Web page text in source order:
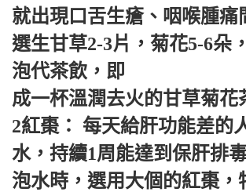
就出現口舌生瘡、咽喉腫痛
選生甘草2-3片，菊花5-6朵
泡代茶飲，即
成一杯溫潤去火的甘草菊花
2紅棗： 每天給肝功能差的
水，持續1周能達到保肝排
泡水時，選用大個的紅棗，